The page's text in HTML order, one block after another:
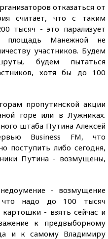
отказаться от
считает, что с таким
тысяч - это парализует
Манежной не
участников. Будем
будем пытаться
хотя бы до 100
пропутинской акции
горе или в Лужниках.
штаба Путина Алексей
Business FM, что
поступить либо сегодня,
Путина - возмущены,
- возмущение
что надо до 100 тысяч
- взять сейчас и
к предвыборному
и к самому Владимиру